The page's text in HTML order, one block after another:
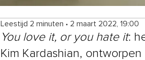
Leestijd 2 minuten • 2 maart 2022, 19:00
You love it, or you hate it:
Kim Kardashian,